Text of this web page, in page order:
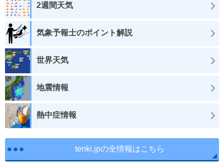
2週間天気
気象予報士のポイント解説
世界天気
地震情報
熱中症情報
tenki.jpの全情報はこちら